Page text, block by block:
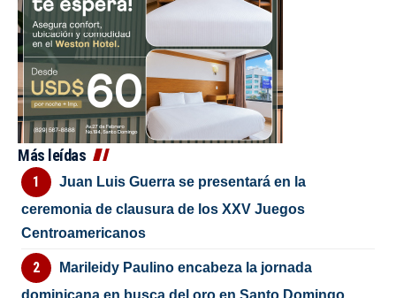
Más leídas
Juan Luis Guerra se presentará en la
ceremonia de clausura de los XXV Juegos
Centroamericanos
Marileidy Paulino encabeza la jornada